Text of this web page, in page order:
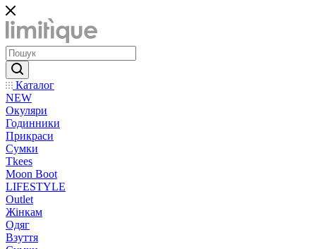
Каталог
NEW
Окуляри
Годинники
Прикраси
Сумки
Tkees
Moon Boot
LIFESTYLE
Outlet
Жінкам
Одяг
Взуття